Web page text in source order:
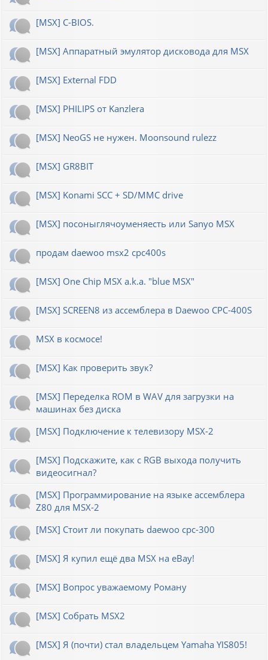
[MSX] C-BIOS.
[MSX] Аппаратный эмулятор дисковода для MSX
[MSX] External FDD
[MSX] PHILIPS от Kanzlera
[MSX] NeoGS не нужен. Moonsound rulezz
[MSX] GR8BIT
[MSX] Konami SCC + SD/MMC drive
[MSX] посоныглячоуменяесть или Sanyo MSX
продам daewoo msx2 cpc400s
[MSX] One Chip MSX a.k.a. "blue MSX"
[MSX] SCREEN8 из ассемблера в Daewoo CPC-400S
MSX в космосе!
[MSX] Как проверить звук?
[MSX] Переделка ROM в WAV для загрузки на
машинах без диска
[MSX] Подключение к телевизору MSX-2
[MSX] Подскажите, как с RGB выхода получить
видеосигнал?
[MSX] Программирование на языке ассемблера
Z80 для MSX-2
[MSX] Стоит ли покупать daewoo cpc-300
[MSX] Я купил ещё два MSX на eBay!
[MSX] Вопрос уважаемому Роману
[MSX] Собрать MSX2
[MSX] Я (почти) стал владельцем Yamaha YIS805!